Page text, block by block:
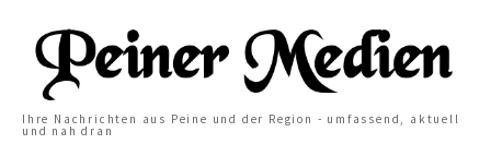
Ihre Nachrichten aus Peine und der Region - umfassend, aktuell
und nah dran